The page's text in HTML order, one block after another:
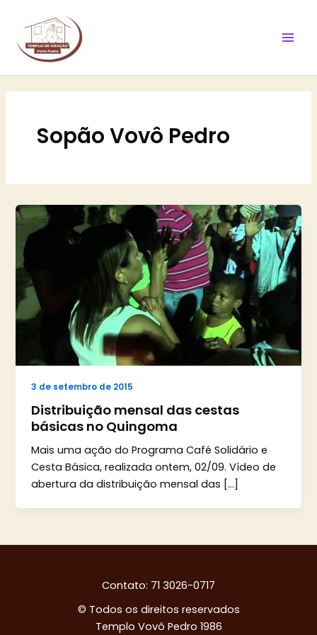
conteúdo
Sopão Vovô Pedro
3 de setembro de 2015
Distribuição mensal das cestas
básicas no Quingoma
Mais uma ação do Programa Café Solidário e
Cesta Básica, realizada ontem, 02/09. Vídeo de
abertura da distribuição mensal das […]
Contato: 71 3026-0717
© Todos os direitos reservados
Templo Vovô Pedro 1986